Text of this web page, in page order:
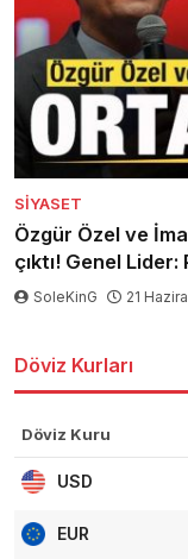
SIYASET
Özgür Özel ve
çıktı! Genel
SoleKinG 21
Döviz Kurları
Döviz Kuru
USD
EUR